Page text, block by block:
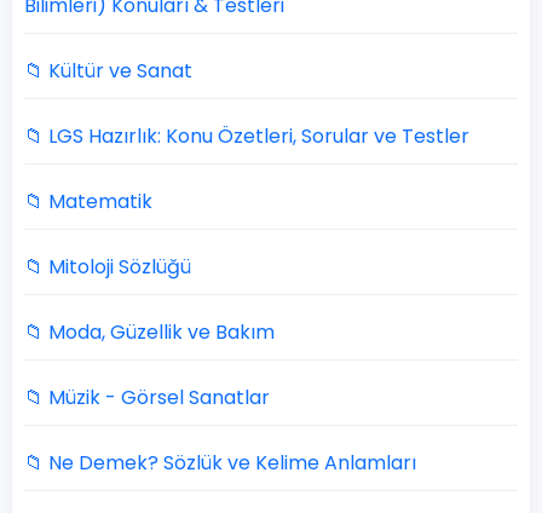
📁 Kültür ve Sanat
📁 LGS Hazırlık: Konu Özetleri, Sorular ve Testler
📁 Matematik
📁 Mitoloji Sözlüğü
📁 Moda, Güzellik ve Bakım
📁 Müzik - Görsel Sanatlar
📁 Ne Demek? Sözlük ve Kelime Anlamları